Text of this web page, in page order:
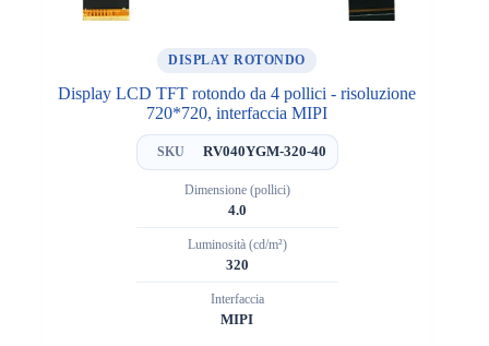
DISPLAY ROTONDO
Display LCD TFT rotondo da 4 pollici - risoluzione
720*720, interfaccia MIPI
SKU RV040YGM-320-40
Dimensione (pollici)
4.0
Luminosità (cd/m²)
320
Interfaccia
MIPI